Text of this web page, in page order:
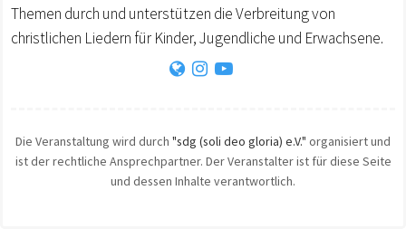
Themen durch und unterstützen die Verbreitung von
christlichen Liedern für Kinder, Jugendliche und Erwachsene.
Die Veranstaltung wird durch "sdg (soli deo gloria) e.V." organisiert und
ist der rechtliche Ansprechpartner. Der Veranstalter ist für diese Seite
und dessen Inhalte verantwortlich.